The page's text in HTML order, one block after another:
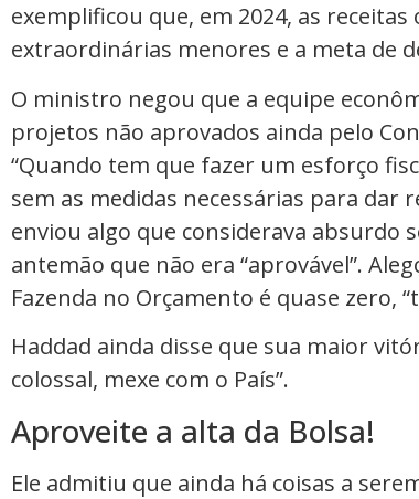
exemplificou que, em 2024, as
extraordinárias menores e a meta de
O ministro negou que a equipe
projetos não aprovados ainda pelo
“Quando tem que fazer um esforço
sem as medidas necessárias para dar
enviou algo que considerava absurdo
antemão que não era “aprovável”.
Fazenda no Orçamento é quase zero,
Haddad ainda disse que sua maior
colossal, mexe com o País”.
Aproveite a alta da Bolsa!
Ele admitiu que ainda há coisas a